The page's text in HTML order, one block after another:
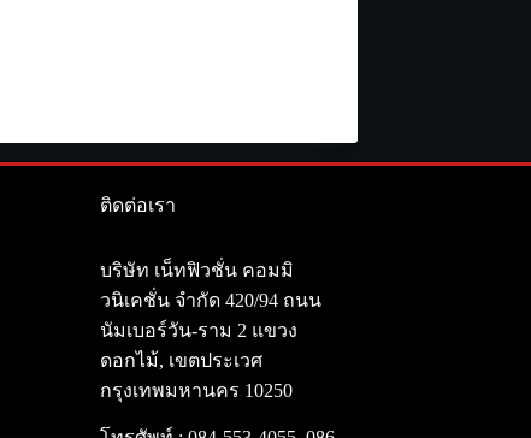
ติดต่อเรา
บริษัท เน็ทฟิวชั่น คอมมิ
วนิเคชั่น จำกัด 420/94 ถนน
นัมเบอร์วัน-ราม 2 แขวง
ดอกไม้, เขตประเวศ
กรุงเทพมหานคร 10250